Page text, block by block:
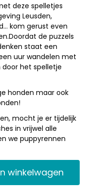
deze spelletjes
Leusden,
kom gerust even
de puzzels
staat een
uur wandelen met
het spelletje
honden maar ook
mocht je er tijdelijk
in vrijwel alle
we puppyrennen
winkelwagen